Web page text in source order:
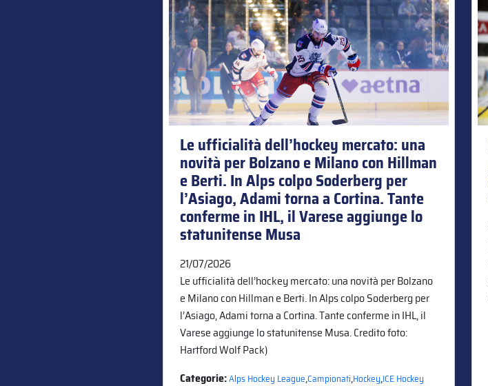
Le ufficialità dell’hockey mercato: una
novità per Bolzano e Milano con Hillman
e Berti. In Alps colpo Soderberg per
l’Asiago, Adami torna a Cortina. Tante
conferme in IHL, il Varese aggiunge lo
statunitense Musa
21/07/2026
Le ufficialità dell’hockey mercato: una novità per Bolzano
e Milano con Hillman e Berti. In Alps colpo Soderberg per
l’Asiago, Adami torna a Cortina. Tante conferme in IHL, il
Varese aggiunge lo statunitense Musa. Credito foto:
Hartford Wolf Pack)
Categorie:Alps Hockey League,Campionati,Hockey,ICE Hockey